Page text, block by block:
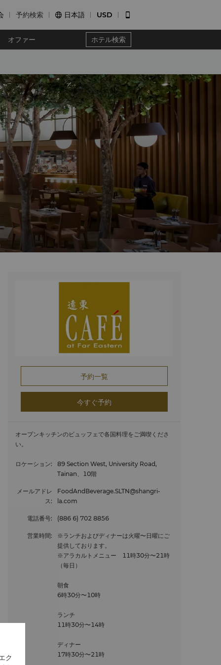
予約検索  日本語 USD 
オファー ホテル検索
予約一覧
今すぐ予約
オープンキッチンのビュッフェで各国料理をご満喫くださ
い。
ロケーション:
89 Section West, University Road,
Tainan、10階
メールアドレ
ス:
FoodAndBeverage.SLTN@shangri-
la.com
電話番号: (886 6) 702 8856
営業時間:
※ランチおよびディナーは火曜〜日曜にご
提供しております。
※アラカルトメニュー 11時30分〜21時
（毎日）
朝食
6時30分〜10時
ランチ
11時30分〜14時
ディナー
17時30分〜21時
ク